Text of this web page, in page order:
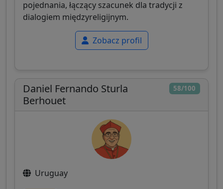
pojednania, łączący szacunek dla tradycji z
dialogiem międzyreligijnym.
Zobacz profil
58/100
Daniel Fernando Sturla
Berhouet
Uruguay